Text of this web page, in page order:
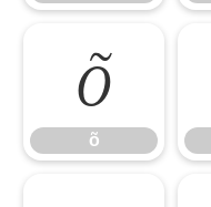
õ
õ